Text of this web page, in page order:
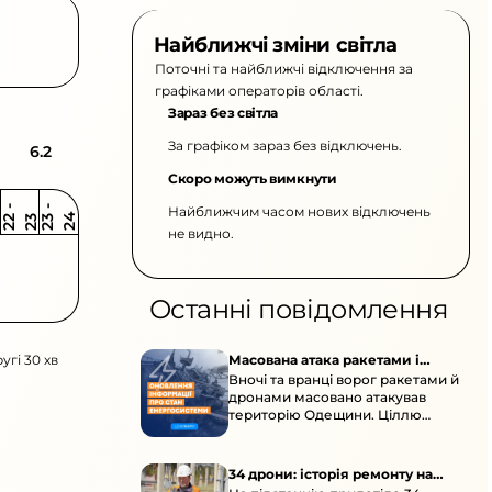
6.2
2 2
-
2 3 2 3
-
2 4
30 хв
Найближчі зміни світла
Поточні та найближчі відключення за
графіками операторів області.
Зараз без світла
За графіком зараз без відключень.
Скоро можуть вимкнути
Найближчим часом нових відключень
не видно.
Останні повідомлення
Масована атака ракетами і
дронами по Одещині
Вночі та вранці ворог ракетами й
дронами масовано атакував
територію Одещини. Ціллю
стали об’єкти цивільної
34 дрони: історія ремонту на